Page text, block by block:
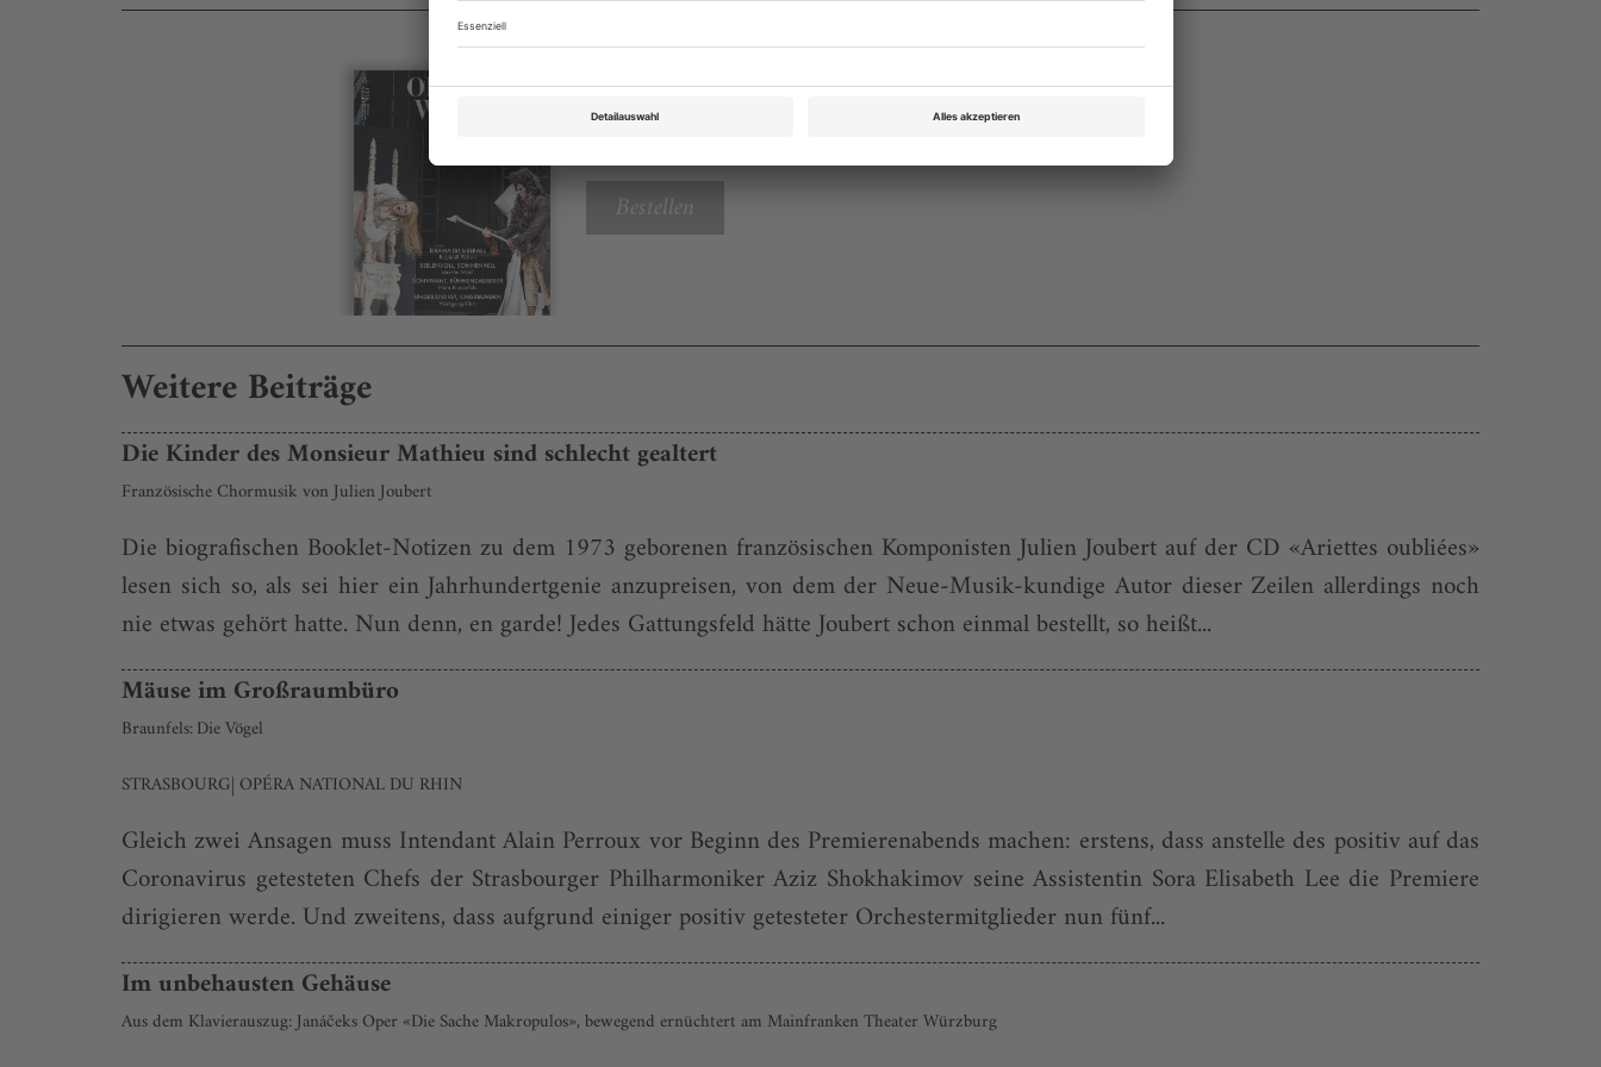
Rubrik: Panorama, Seite 38
von David Shengold
Bestellen
Weitere Beiträge
Die Kinder des Monsieur Mathieu sind schlecht gealtert
Französische Chormusik von Julien Joubert
Die biografischen Booklet-Notizen zu dem 1973 geborenen französischen Komponisten Julien Joubert auf der CD «Ariettes oubliées»
lesen sich so, als sei hier ein Jahrhundertgenie anzupreisen, von dem der Neue-Musik-kundige Autor dieser Zeilen allerdings noch
nie etwas gehört hatte. Nun denn, en garde! Jedes Gattungsfeld hätte Joubert schon einmal bestellt, so heißt...
Mäuse im Großraumbüro
Braunfels: Die Vögel
STRASBOURG| OPÉRA NATIONAL DU RHIN
Gleich zwei Ansagen muss Intendant Alain Perroux vor Beginn des Premierenabends machen: erstens, dass anstelle des positiv auf das
Coronavirus getesteten Chefs der Strasbourger Philharmoniker Aziz Shokhakimov seine Assistentin Sora Elisabeth Lee die Premiere
dirigieren werde. Und zweitens, dass aufgrund einiger positiv getesteter Orchestermitglieder nun fünf...
Im unbehausten Gehäuse
Aus dem Klavierauszug: Janáčeks Oper «Die Sache Makropulos», bewegend ernüchtert am Mainfranken Theater Würzburg